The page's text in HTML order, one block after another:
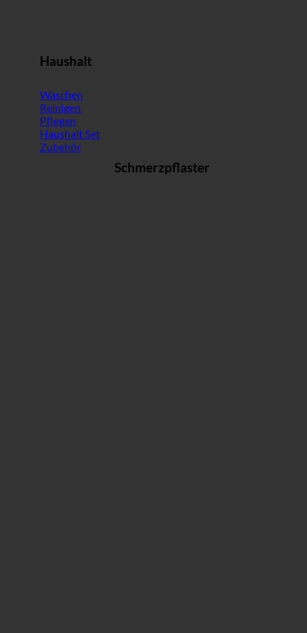
Haushalt
Waschen
Reinigen
Pflegen
Haushalt Set
Zubehör
Schmerzpflaster